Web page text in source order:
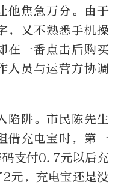
他焦急万分。由于
，又不熟悉手机操
在一番点击后购买
人员与运营方协调
陷阱。市民陈先生
借充电宝时，第一
码支付0.7元以后充
元，充电宝还是没